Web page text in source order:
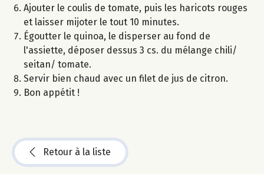
Ajouter le coulis de tomate, puis les haricots rouges
et laisser mijoter le tout 10 minutes.
Égoutter le quinoa, le disperser au fond de
l'assiette, déposer dessus 3 cs. du mélange chili/
seitan/ tomate.
Servir bien chaud avec un filet de jus de citron.
Bon appétit !
Retour à la liste